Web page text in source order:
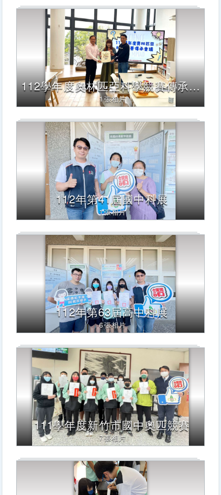
容
112學年度奧林匹亞科學競賽傳承會議
1張相片
112年第41屆國中科展
1張相片
112年第63屆高中科展
6張相片
111學年度新竹市國中奧匹競賽
7張相片